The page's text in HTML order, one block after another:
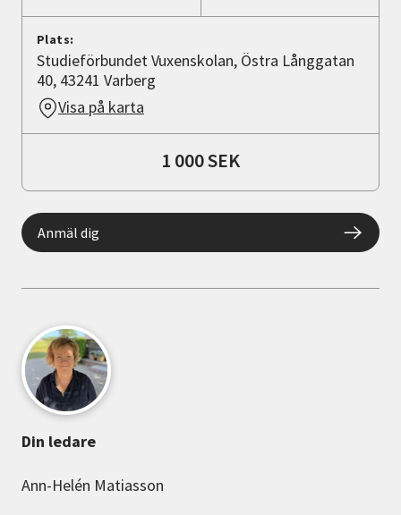
Plats:
Studieförbundet Vuxenskolan, Östra Långgatan
40, 43241 Varberg
Visa på karta
1 000 SEK
Anmäl dig
Din ledare
Ann-Helén Matiasson